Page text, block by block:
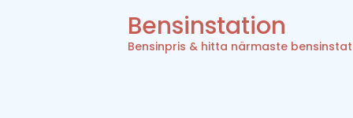
Bensinstation
Bensinpris & hitta närmaste